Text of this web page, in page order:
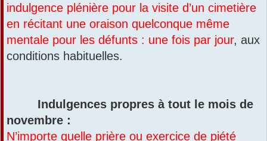
indulgence plénière pour la visite d’un cimetière
en récitant une oraison quelconque même
mentale pour les défunts : une fois par jour, aux
conditions habituelles.
Indulgences propres à tout le mois de
novembre :
N’importe quelle prière ou exercice de piété